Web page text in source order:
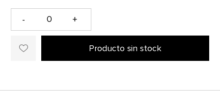
- +
Producto sin stock